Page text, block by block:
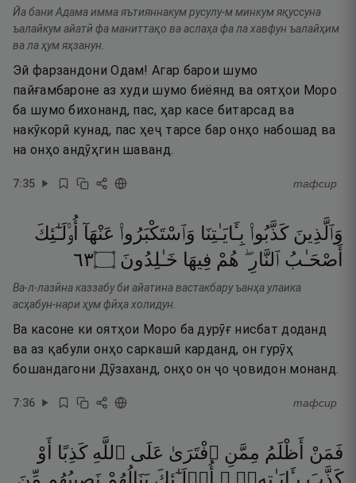
Йа бани Адама имма яътияннакум русулу-м минкум яқуссуна
ъалайкум айатӣ фа маниттақо ва аслаҳа фа ла хавфун ъалайҳим
ва ла ҳум яҳзанун.
Эй фарзандони Одам! Агар барои шумо
пайғамбароне аз худи шумо биёянд ва оятҳои Моро
ба шумо бихонанд, пас, ҳар касе битарсад ва
накӯкорӣ кунад, пас ҳеҷ тарсе бар онҳо набошад ва
на онҳо андӯҳгин шаванд.
7:35 тафсир
وَٱلَّذِينَ كَذَّبُوا۟ بِـَٔايَـٰتِنَا وَٱسْتَكْبَرُوا۟ عَنْهَآ أُو۟لَـٰٓئِكَ
أَصْحَـٰبُ ٱلنَّارِ ۖ هُمْ فِيهَا خَـٰلِدُونَ ۝٣٦
Ва-л-лазӣна каззабу би айатина вастакбару ъанҳа улаика
асҳабун-нари ҳум фӣҳа холидун.
Ва касоне ки оятҳои Моро ба дурӯғ нисбат доданд
ва аз қабули онҳо саркашӣ карданд, он гурӯҳ
бошандагони Дӯзаханд, онҳо он ҷо ҷовидон монанд.
7:36 тафсир
فَمَنْ أَظْلَمُ مِمَّنِ ٱفْتَرَىٰ عَلَى ٱللَّهِ كَذِبًا
أَوْ